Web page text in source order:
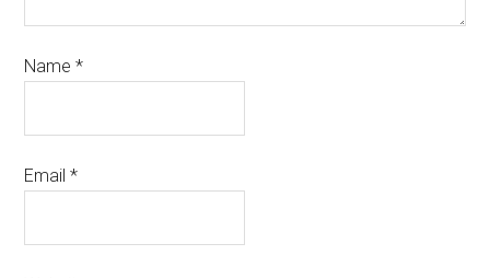
Name*
Email*